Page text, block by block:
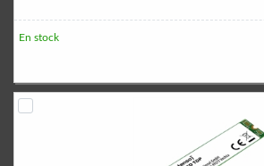
En stock